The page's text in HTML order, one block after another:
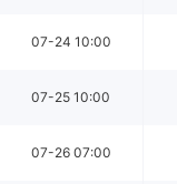
07-24 10:00
07-25 10:00
07-26 07:00